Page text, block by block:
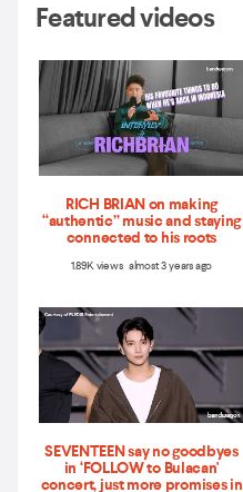
Featured videos
RICH BRIAN on making
“authentic” music and staying
connected to his roots
1.89K views almost 3 years ago
SEVENTEEN say no goodbyes
in ‘FOLLOW to Bulacan'
concert, just more promises in